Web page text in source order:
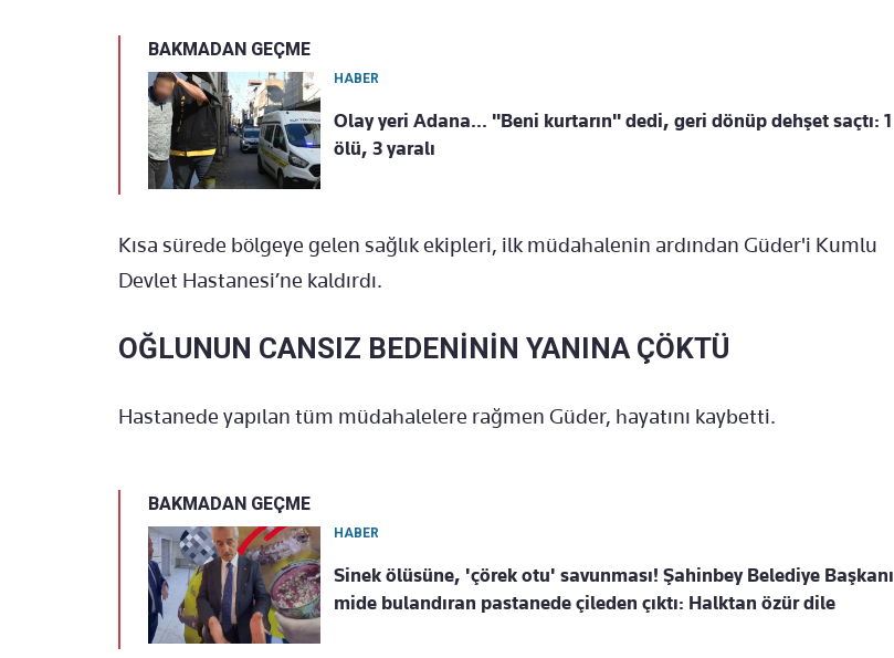
BAKMADAN GEÇME
HABER
Olay yeri Adana... "Beni kurtarın" dedi, geri dönüp dehşet saçtı: 1
ölü, 3 yaralı
Kısa sürede bölgeye gelen sağlık ekipleri, ilk müdahalenin ardından Güder'i Kumlu
Devlet Hastanesi’ne kaldırdı.
OĞLUNUN CANSIZ BEDENİNİN YANINA ÇÖKTÜ
Hastanede yapılan tüm müdahalelere rağmen Güder, hayatını kaybetti.
BAKMADAN GEÇME
HABER
Sinek ölüsüne, 'çörek otu' savunması! Şahinbey Belediye Başkanı
mide bulandıran pastanede çileden çıktı: Halktan özür dile